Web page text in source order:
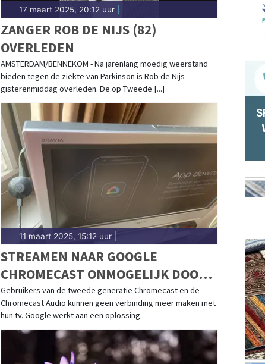
17 maart 2025, 20:12 uur|
ZANGER ROB DE NIJS (82)
OVERLEDEN
AMSTERDAM/BENNEKOM - Na jarenlang moedig weerstand
bieden tegen de ziekte van Parkinson is Rob de Nijs
gisterenmiddag overleden. De op Tweede [...]
11 maart 2025, 15:12 uur|
STREAMEN NAAR GOOGLE
CHROMECAST ONMOGELIJK DOOR
GROTE STORING
Gebruikers van de tweede generatie Chromecast en de
Chromecast Audio kunnen geen verbinding meer maken met
hun tv. Google werkt aan een oplossing.